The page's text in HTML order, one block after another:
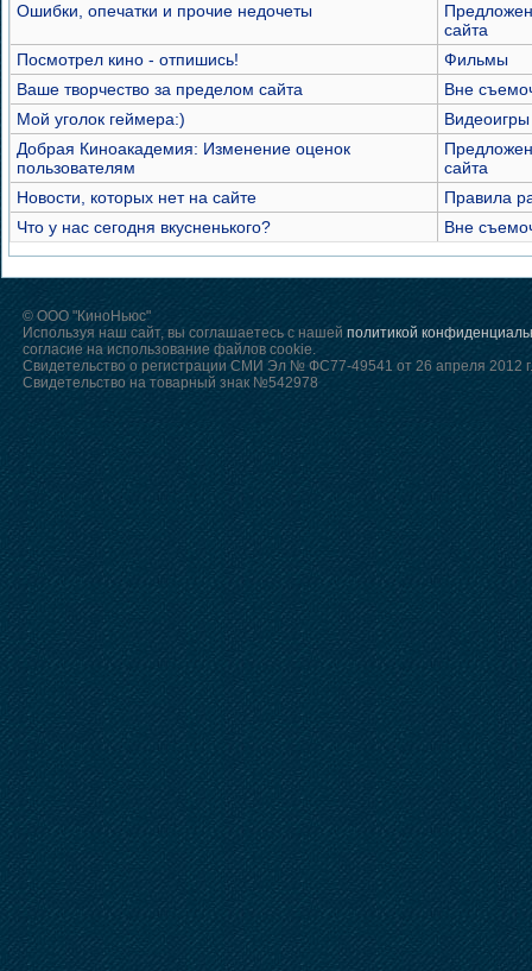
Ошибки, опечатки и прочие недочеты
сайта
Посмотрел кино - отпишись!
Фильмы
Ваше творчество за пределом сайта
Вне
Мой уголок геймера:)
Видеоигры
Добрая Киноакадемия: Изменение оценок
пользователям
сайта
Новости, которых нет на сайте
Правила
Что у нас сегодня вкусненького?
Вне
© ООО "КиноНьюс"
Используя наш сайт, вы соглашаетесь с нашей политикой
согласие на использование файлов cookie.
Свидетельство о регистрации СМИ Эл № ФС77-49541 от 26 апреля 2012 г.
Свидетельство на товарный знак №542978